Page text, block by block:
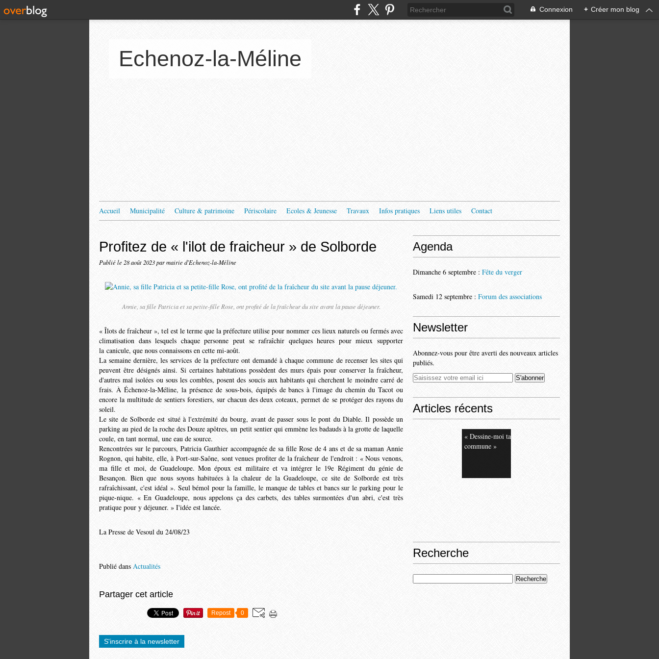
Connexion + Créer mon blog
Echenoz-la-Méline
Accueil Municipalité Culture & patrimoine Périscolaire Ecoles & Jeunesse Travaux Infos pratiques Liens utiles Contact
Profitez de « l'ilot de fraicheur » de Solborde
Publié le 28 août 2023par mairie d'Echenoz-la-Méline
Annie, sa fille Patricia et sa petite-fille Rose, ont profité de la fraîcheur du site avant la pause déjeuner.
« Îlots de fraîcheur », tel est le terme que la préfecture utilise pour nommer ces lieux naturels ou fermés avec
climatisation dans lesquels chaque personne peut se rafraîchir quelques heures pour mieux supporter
la canicule, que nous connaissons en cette mi-août.
La semaine dernière, les services de la préfecture ont demandé à chaque commune de recenser les sites qui
peuvent être dési­gnés ainsi. Si certaines habitations possèdent des murs épais pour conserver la fraîcheur,
d'autres mal isolées ou sous les combles, posent des soucis aux habitants qui cherchent le moindre carré de
frais. À Éche­noz-la-Méline, la présence de sous-bois, équipés de bancs à l'image du chemin du Tacot ou
encore la multitude de sentiers forestiers, sur chacun des deux coteaux, permet de se protéger des rayons du
soleil.
Le site de Solborde est situé à l'extrémité du bourg, avant de passer sous le pont du Diable. Il possède un
parking au pied de la roche des Douze apôtres, un petit sentier qui emmène les badauds à la grotte de laquelle
coule, en tant normal, une eau de source.
Rencontrées sur le parcours, Patricia Gauthier accompagnée de sa fille Rose de 4 ans et de sa maman Annie
Rognon, qui ha­bite, elle, à Port-sur-Saône, sont venues profiter de la fraîcheur de l'endroit : « Nous venons,
ma fille et moi, de Guadeloupe. Mon époux est militaire et va intégrer le 19e Régiment du génie de
Besançon. Bien que nous soyons habituées à la chaleur de la Gua­deloupe, ce site de Solborde est très
rafraîchissant, c'est idéal ». Seul bémol pour la famille, le manque de tables et bancs sur le parking pour le
pique-nique. « En Guadeloupe, nous appe­lons ça des carbets, des tables surmontées d'un abri, c'est très
pratique pour y déjeuner. » I'idée est lancée.
La Presse de Vesoul du 24/08/23
Publié dans Actualités
Partager cet article
Repost 0
S'inscrire à la newsletter
Agenda
Dimanche 6 septembre : Fête du verger
Samedi 12 septembre : Forum des associations
Newsletter
Abonnez-vous pour être averti des nouveaux articles
publiés.
Articles récents
« Dessine-moi ta
commune »
Recherche